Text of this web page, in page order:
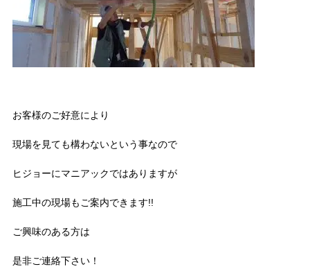
お客様のご好意により
現場を見ても構わないという事なので
ヒジョーにマニアックではありますが
施工中の現場もご案内できます!!
ご興味のある方は
是非ご連絡下さい！